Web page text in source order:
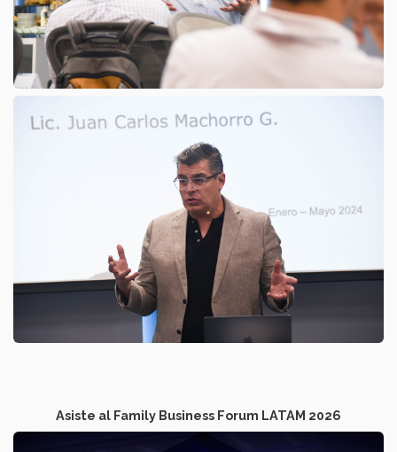
Asiste al Family Business Forum LATAM 2026